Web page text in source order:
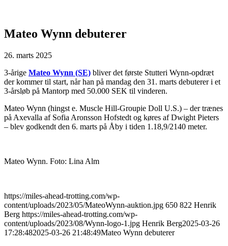
Mateo Wynn debuterer
26. marts 2025
3-årige Mateo Wynn (SE) bliver det første Stutteri Wynn-opdræt
der kommer til start, når han på mandag den 31. marts debuterer i et
3-årsløb på Mantorp med 50.000 SEK til vinderen.
Mateo Wynn (hingst e. Muscle Hill-Groupie Doll U.S.) – der trænes
på Axevalla af Sofia Aronsson Hofstedt og køres af Dwight Pieters
– blev godkendt den 6. marts på Åby i tiden 1.18,9/2140 meter.
Mateo Wynn. Foto: Lina Alm
https://miles-ahead-trotting.com/wp-
content/uploads/2023/05/MateoWynn-auktion.jpg 650 822 Henrik
Berg https://miles-ahead-trotting.com/wp-
content/uploads/2023/08/Wynn-logo-1.jpg Henrik Berg2025-03-26
17:28:482025-03-26 21:48:49Mateo Wynn debuterer